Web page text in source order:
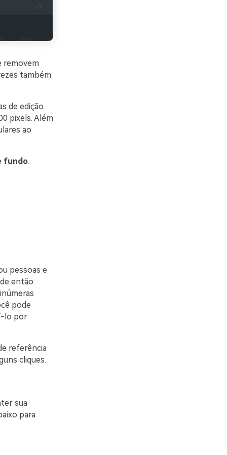
removem
também
de edição.
pixels. Além
ao
fundo.
pessoas e
então
pode
lo por
referência
cliques.
sua
para